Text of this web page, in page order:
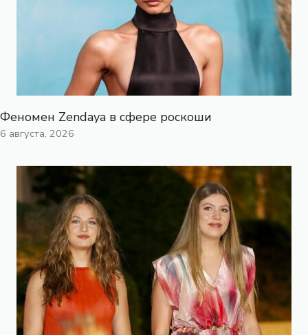
Феномен Zendaya в сфере роскоши
6 августа, 2026